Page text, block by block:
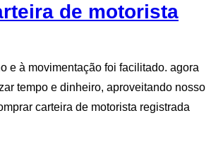
de motorista
e à movimentação foi facilitado. agora
tempo e dinheiro, aproveitando nosso
carteira de motorista registrada